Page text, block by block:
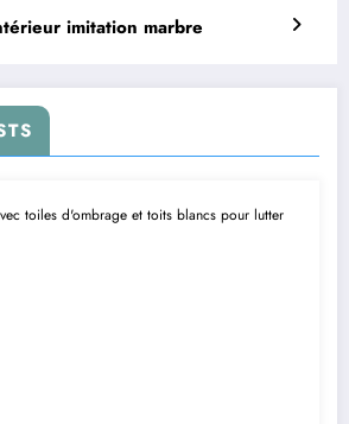
imitation marbre